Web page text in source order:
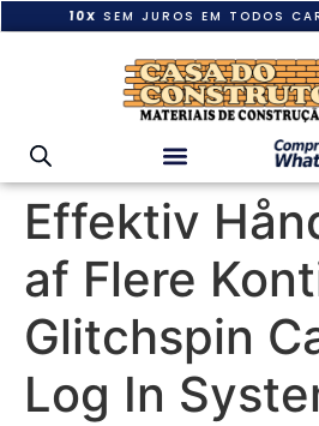
10X SEM JUROS EM TODOS
Effektiv
af Flere
Glitchspin
Log In